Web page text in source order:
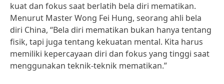
kuat dan fokus saat berlatih bela diri mematikan.
Menurut Master Wong Fei Hung, seorang ahli bela
diri China, “Bela diri mematikan bukan hanya tentang
fisik, tapi juga tentang kekuatan mental. Kita harus
memiliki kepercayaan diri dan fokus yang tinggi saat
menggunakan teknik-teknik mematikan.”